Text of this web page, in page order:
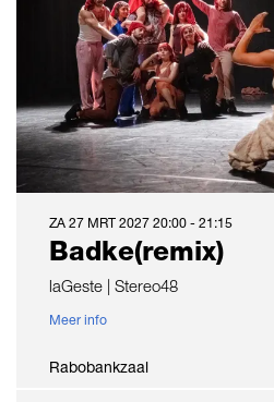
Badke(remix)
laGeste | Stereo48
ZA 27 MRT 2027 20:00 - 21:15
Meer info
Rabobankzaal